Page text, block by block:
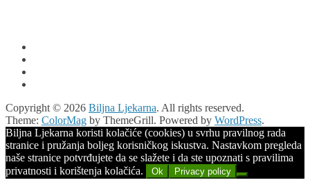
Copyright © 2026 Biljna Ljekarna. All rights reserved.
Theme: ColorMag by ThemeGrill. Powered by WordPress.
Biljna Ljekarna koristi kolačiće (cookies) u svrhu pravilnog rada
stranice i pružanja boljeg korisničkog iskustva. Nastavkom pregleda
naše stranice potvrđujete da se slažete i da ste upoznati s pravilima
privatnosti i korištenja kolačića.
Ok Privacy policy